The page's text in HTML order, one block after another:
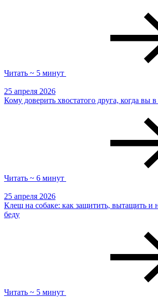
Читать ~ 5 минут
25 апреля 2026
Кому доверить хвостатого друга, когда вы в
Читать ~ 6 минут
25 апреля 2026
Клещ на собаке: как защитить, вытащить и
беду
Читать ~ 5 минут